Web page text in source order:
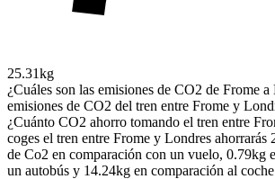
25.31kg
¿Cuáles son las emisiones de CO2 de Frome
emisiones de CO2 del tren entre Frome y
¿Cuánto CO2 ahorro tomando el tren entre
coges el tren entre Frome y Londres ahorrarás
de Co2 en comparación con un vuelo, 0.79kg
un autobús y 14.24kg en comparación al